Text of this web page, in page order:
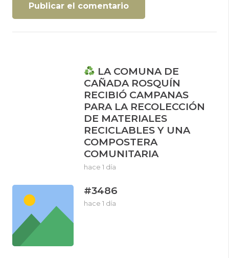
Publicar el comentario
LA COMUNA DE
CAÑADA ROSQUÍN
RECIBIÓ CAMPANAS
PARA LA RECOLECCIÓN
DE MATERIALES
RECICLABLES Y UNA
COMPOSTERA
COMUNITARIA
hace 1 día
#3486
hace 1 día